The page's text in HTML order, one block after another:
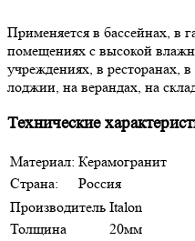
Применяется в бассейнах, в
помещениях с высокой
учреждениях, в ресторанах,
лоджии, на верандах, на
Технические
Материал: Керамогранит
Страна:
Россия
Производитель Italon
Толщина
20мм